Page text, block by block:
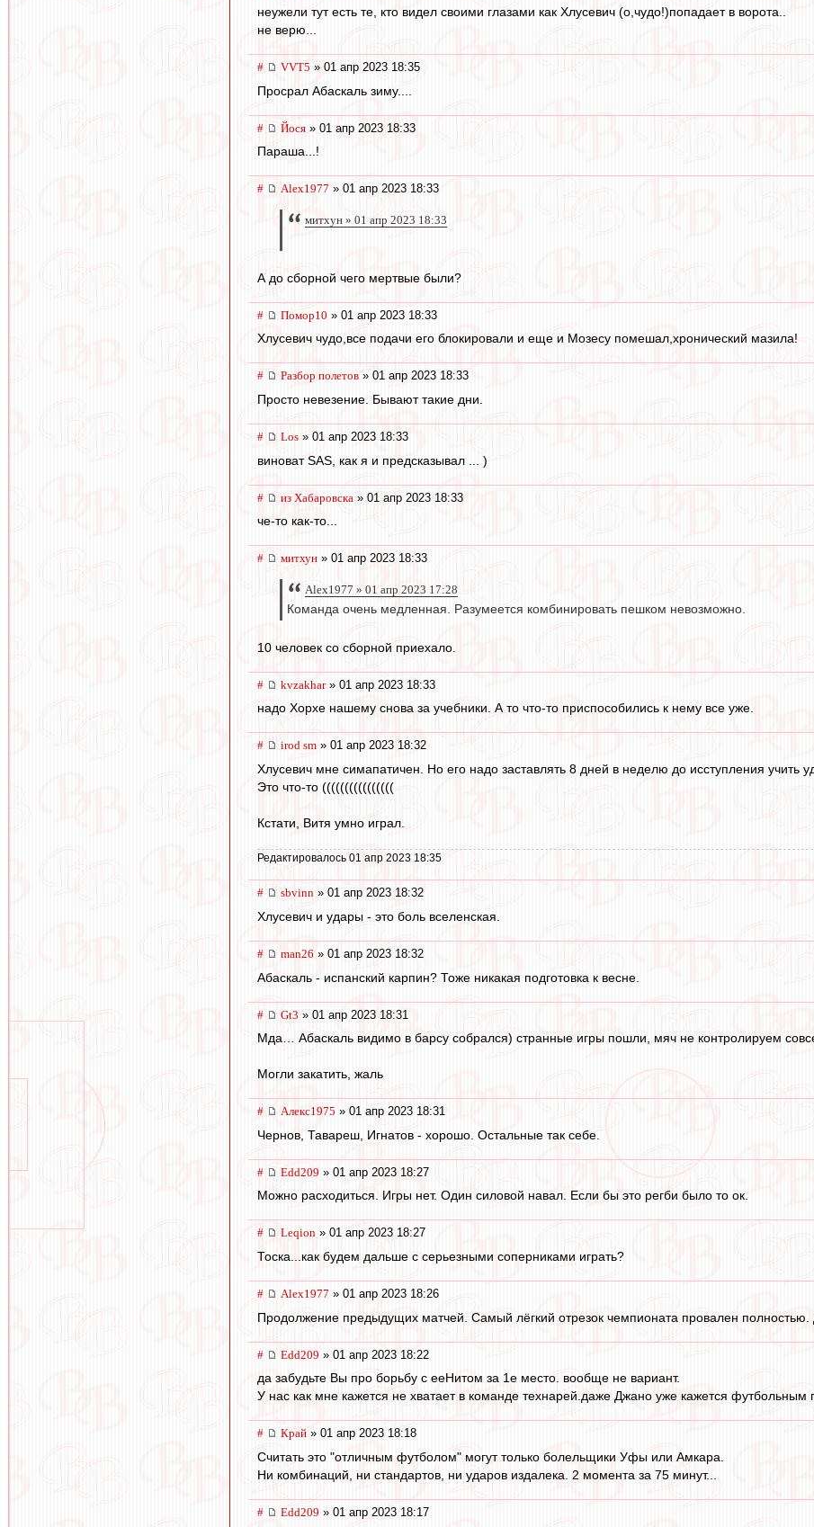
неужели тут есть те, кто видел своими глазами как Хлусевич (о,чудо!)попадает в ворота..
не верю...
# VVT5 » 01 апр 2023 18:35
Просрал Абаскаль зиму....
# Йося » 01 апр 2023 18:33
Параша...!
# Alex1977 » 01 апр 2023 18:33
митхун » 01 апр 2023 18:33
А до сборной чего мертвые были?
# Помор10 » 01 апр 2023 18:33
Хлусевич чудо,все подачи его блокировали и еще и Мозесу помешал,хронический мазила!
# Разбор полетов » 01 апр 2023 18:33
Просто невезение. Бывают такие дни.
# Los » 01 апр 2023 18:33
виноват SAS, как я и предсказывал ... )
# из Хабаровска » 01 апр 2023 18:33
че-то как-то...
# митхун » 01 апр 2023 18:33
Alex1977 » 01 апр 2023 17:28
Команда очень медленная. Разумеется комбинировать пешком невозможно.
10 человек со сборной приехало.
# kvzakhar» 01 апр 2023 18:33
надо Хорхе нашему снова за учебники. А то что-то приспособились к нему все уже.
# irod sm » 01 апр 2023 18:32
Хлусевич мне симапатичен. Но его надо заставлять 8 дней в неделю до исступления учить
Это что-то ((((((((((((((((
Кстати, Витя умно играл.
Редактировалось 01 апр 2023 18:35
# sbvinn » 01 апр 2023 18:32
Хлусевич и удары - это боль вселенская.
# man26 » 01 апр 2023 18:32
Абаскаль - испанский карпин? Тоже никакая подготовка к весне.
# Gt3 » 01 апр 2023 18:31
Мда… Абаскаль видимо в барсу собрался) странные игры пошли, мяч не контролируем
Могли закатить, жаль
# Алекс1975 » 01 апр 2023 18:31
Чернов, Тавареш, Игнатов - хорошо. Остальные так себе.
# Edd209 » 01 апр 2023 18:27
Можно расходиться. Игры нет. Один силовой навал. Если бы это регби было то ок.
# Leqion » 01 апр 2023 18:27
Тоска...как будем дальше с серьезными соперниками играть?
# Alex1977 » 01 апр 2023 18:26
Продолжение предыдущих матчей. Самый лёгкий отрезок чемпионата провален
# Edd209 » 01 апр 2023 18:22
да забудьте Вы про борьбу с ееНитом за 1е место. вообще не вариант.
У нас как мне кажется не хватает в команде технарей.даже Джано уже кажется
# Край » 01 апр 2023 18:18
Считать это "отличным футболом" могут только болельщики Уфы или Амкара.
Ни комбинаций, ни стандартов, ни ударов издалека. 2 момента за 75 минут...
# Edd209 » 01 апр 2023 18:17